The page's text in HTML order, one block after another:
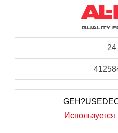
24
Используется